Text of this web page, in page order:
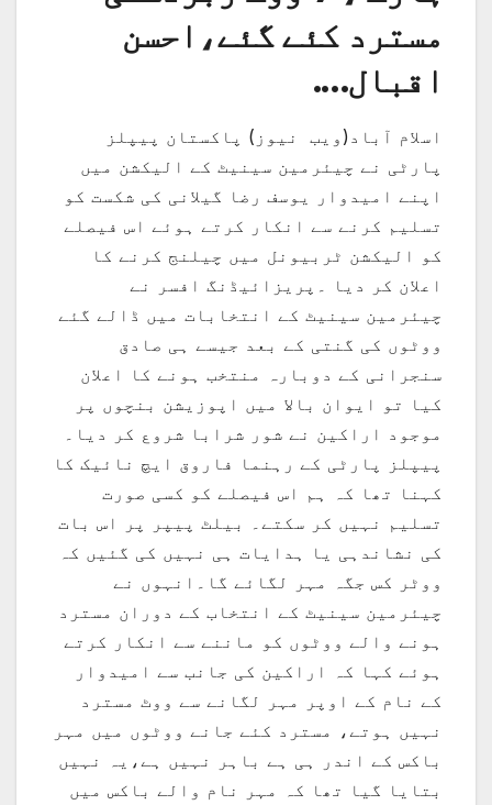
مسترد کئے گئے،احسن
اقبال….
اسلام آباد(ویب نیوز) پاکستان پیپلز
پارٹی نے چیئرمین سینیٹ کے الیکشن میں
اپنے امیدوار یوسف رضا گیلانی کی شکست کو
تسلیم کرنے سے انکار کرتے ہوئے اس فیصلے
کو الیکشن ٹربیونل میں چیلنج کرنے کا
اعلان کر دیا ۔پریزائیڈنگ افسر نے
چیئرمین سینیٹ کے انتخابات میں ڈالے گئے
ووٹوں کی گنتی کے بعد جیسے ہی صادق
سنجرانی کے دوبارہ منتخب ہونے کا اعلان
کیا تو ایوان بالا میں اپوزیشن بنچوں پر
موجود اراکین نے شور شرابا شروع کر دیا۔
پیپلز پارٹی کے رہنما فاروق ایچ نائیک کا
کہنا تھا کہ ہم اس فیصلے کو کسی صورت
تسلیم نہیں کر سکتے۔ بیلٹ پیپر پر اس بات
کی نشاندہی یا ہدایات ہی نہیں کی گئیں کہ
ووٹر کس جگہ مہر لگائے گا۔انہوں نے
چیئرمین سینیٹ کے انتخاب کے دوران مسترد
ہونے والے ووٹوں کو ماننے سے انکار کرتے
ہوئے کہا کہ اراکین کی جانب سے امیدوار
کے نام کے اوپر مہر لگانے سے ووٹ مسترد
نہیں ہوتے، مسترد کئے جانے ووٹوں میں مہر
باکس کے اندر ہی ہے باہر نہیں ہے،یہ نہیں
بتایا گیا تھا کہ مہر نام والے باکس میں